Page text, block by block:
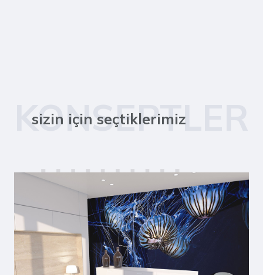
KONSEPTLER
sizin için seçtiklerimiz